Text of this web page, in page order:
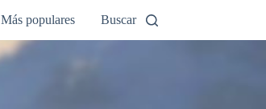
Más populares Buscar